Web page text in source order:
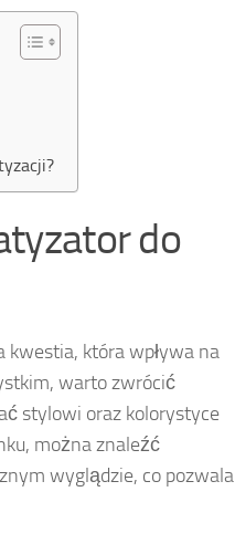
do
która wpływa na
warto zwrócić
stylowi oraz kolorystyce
można znaleźć
wyglądzie, co pozwala